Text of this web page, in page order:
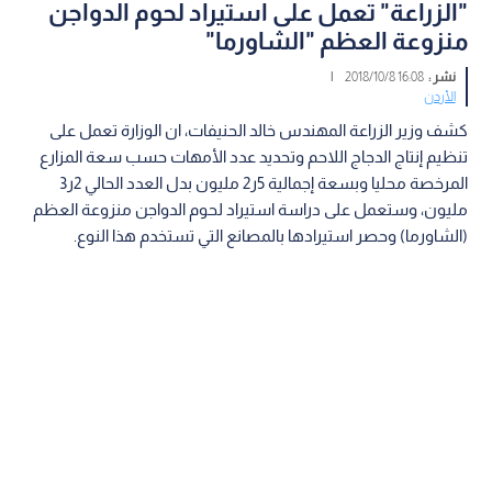
"الزراعة" تعمل على استيراد لحوم الدواجن
منزوعة العظم "الشاورما"
نشر :16:08 2018/10/8
|
الأردن
كشف وزير الزراعة المهندس خالد الحنيفات، ان الوزارة تعمل على
تنظيم إنتاج الدجاج اللاحم وتحديد عدد الأمهات حسب سعة المزارع
المرخصة محليا وبسعة إجمالية 5ر2 مليون بدل العدد الحالي 2ر3
مليون، وستعمل على دراسة استيراد لحوم الدواجن منزوعة العظم
(الشاورما) وحصر استيرادها بالمصانع التي تستخدم هذا النوع.